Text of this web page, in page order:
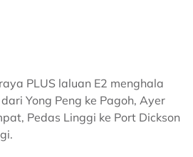
PLUS laluan E2 menghala
Yong Peng ke Pagoh, Ayer
Pedas Linggi ke Port Dickson